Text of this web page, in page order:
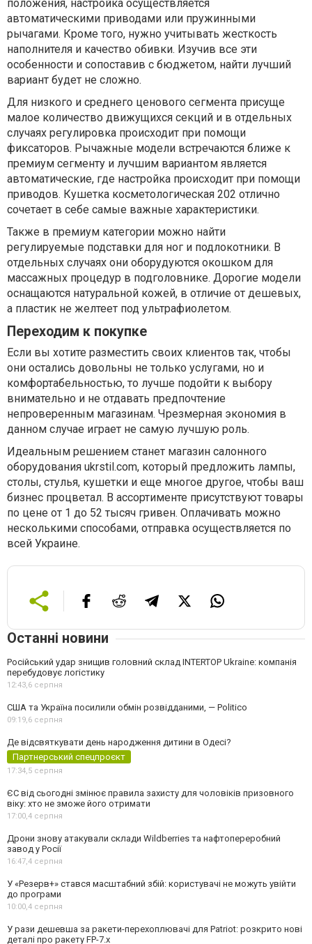
положения, настройка осуществляется
автоматическими приводами или пружинными
рычагами. Кроме того, нужно учитывать жесткость
наполнителя и качество обивки. Изучив все эти
особенности и сопоставив с бюджетом, найти лучший
вариант будет не сложно.
Для низкого и среднего ценового сегмента присуще
малое количество движущихся секций и в отдельных
случаях регулировка происходит при помощи
фиксаторов. Рычажные модели встречаются ближе к
премиум сегменту и лучшим вариантом является
автоматические, где настройка происходит при помощи
приводов. Кушетка косметологическая 202 отлично
сочетает в себе самые важные характеристики.
Также в премиум категории можно найти
регулируемые подставки для ног и подлокотники. В
отдельных случаях они оборудуются окошком для
массажных процедур в подголовнике. Дорогие модели
оснащаются натуральной кожей, в отличие от дешевых,
а пластик не желтеет под ультрафиолетом.
Переходим к покупке
Если вы хотите разместить своих клиентов так, чтобы
они остались довольны не только услугами, но и
комфортабельностью, то лучше подойти к выбору
внимательно и не отдавать предпочтение
непроверенным магазинам. Чрезмерная экономия в
данном случае играет не самую лучшую роль.
Идеальным решением станет магазин салонного
оборудования ukrstil.com, который предложить лампы,
столы, стулья, кушетки и еще многое другое, чтобы ваш
бизнес процветал. В ассортименте присутствуют товары
по цене от 1 до 52 тысяч гривен. Оплачивать можно
несколькими способами, отправка осуществляется по
всей Украине.
Останні новини
Російський удар знищив головний склад INTERTOP Ukraine: компанія
перебудовує логістику
12:43,6 серпня
США та Україна посилили обмін розвідданими, — Politico
09:19,6 серпня
Де відсвяткувати день народження дитини в Одесі?
Партнерський спецпроєкт
17:34,5 серпня
ЄС від сьогодні змінює правила захисту для чоловіків призовного
віку: хто не зможе його отримати
17:00,4 серпня
Дрони знову атакували склади Wildberries та нафтопереробний
завод у Росії
16:47,4 серпня
У «Резерв+» стався масштабний збій: користувачі не можуть увійти
до програми
10:00,4 серпня
У рази дешевша за ракети-перехоплювачі для Patriot: розкрито нові
деталі про ракету FP-7.x